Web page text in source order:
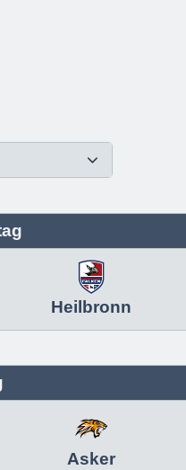
Heilbronn
Asker